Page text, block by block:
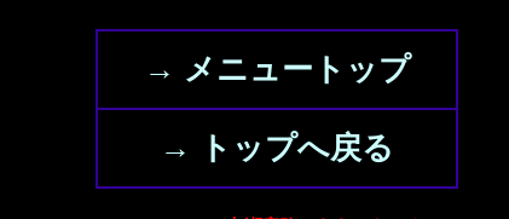
→ メニュートップ
→ トップへ戻る